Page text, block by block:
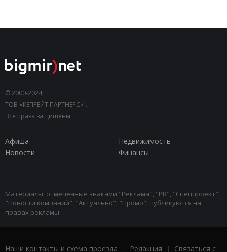
© 2000-2024,
ТОВ «КЕПРЕЙТ ПАРТНЕРС»".
Все права защищены.
Афиша
Недвижимость
Новости
Финансы
Материалы, отмеченные знаками "Реклама", "PR", "Спецпроект",
"Новости компаний", "Актуально", "Промо", публикуются на
правах рекламы.
Наши контакты и схема проезда | Редакция | Связаться с